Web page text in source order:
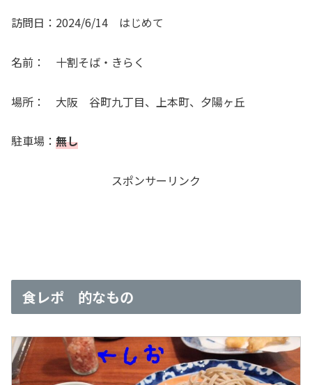
訪問日：2024/6/14 はじめて
名前： 十割そば・きらく
場所： 大阪 谷町九丁目、上本町、夕陽ヶ丘
駐車場： 無し
スポンサーリンク
食レポ 的なもの